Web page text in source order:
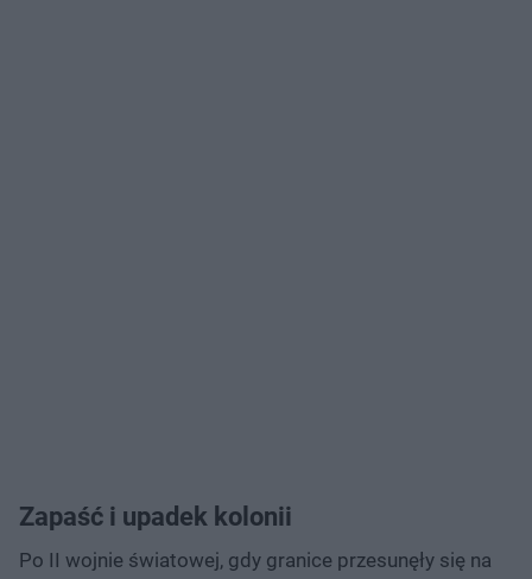
Zapaść i upadek kolonii
Po II wojnie światowej, gdy granice przesunęły się na